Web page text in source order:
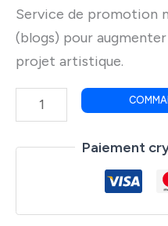
Service de promotion
(blogs) pour
projet artistique.
quantité
de
Promotion
Web
Paiement